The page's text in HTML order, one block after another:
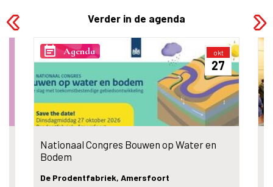
Verder in de agenda
okt
27
event_note Agenda
Nationaal Congres Bouwen op Water en
Bodem
De Prodentfabriek, Amersfoort